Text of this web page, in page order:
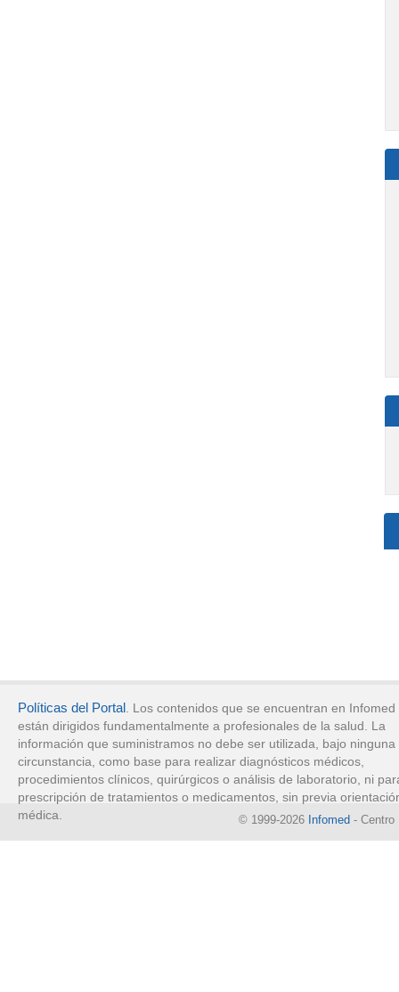
Políticas del Portal. Los contenidos que se encuentran en Infomed
están dirigidos fundamentalmente a profesionales de la salud. La
información que suministramos no debe ser utilizada, bajo ninguna
circunstancia, como base para realizar diagnósticos médicos,
procedimientos clínicos, quirúrgicos o análisis de laboratorio, ni
prescripción de tratamientos o medicamentos, sin previa
médica.
© 1999-2026 Infomed - Centro